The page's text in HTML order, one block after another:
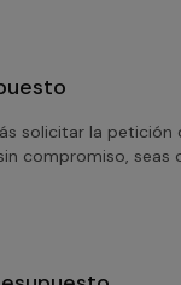
solicitar la petición
compromiso, seas